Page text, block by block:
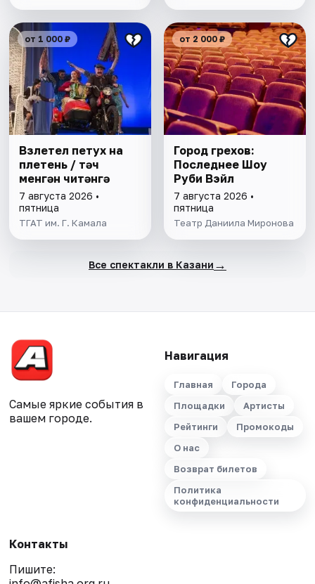
от 1 000 ₽
Взлетел петух на
плетень / Әтәч
менгән читәнгә
7 августа 2026 •
пятница
ТГАТ им. Г. Камала
от 2 000 ₽
Город грехов:
Последнее Шоу
Руби Вэйл
7 августа 2026 •
пятница
Театр Даниила Миронова
Все спектакли в Казани →
Самые яркие события в
вашем городе.
Навигация
Главная
Города
Площадки
Артисты
Рейтинги
Промокоды
О нас
Возврат билетов
Политика
конфиденциальности
Контакты
Пишите: